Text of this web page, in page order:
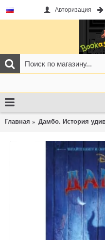
Авторизация
Главная Дамбо. История